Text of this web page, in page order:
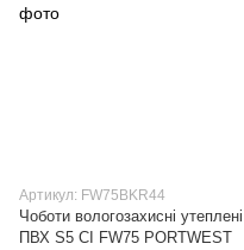
Артикул: FW75BKR44
Чоботи вологозахисні утеплені
ПВХ S5 CI FW75 PORTWEST